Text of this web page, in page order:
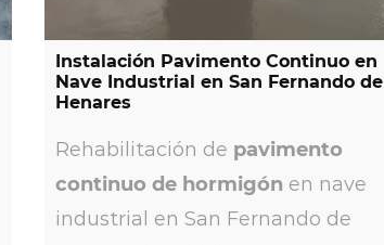
Instalación Pavimento Continuo en
Nave Industrial en San Fernando de
Henares
Rehabilitación de pavimento
continuo de hormigón en nave
industrial en San Fernando de